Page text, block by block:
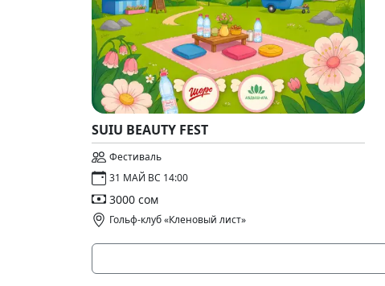
SUIU BEAUTY FEST
Фестиваль
31 МАЙ ВС 14:00
3000 сом
Гольф-клуб «Кленовый лист»